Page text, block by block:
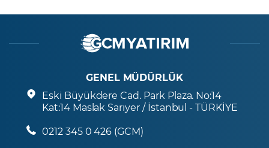
GENEL MÜDÜRLÜK
Eski Büyükdere Cad. Park Plaza. No:14
Kat:14 Maslak Sarıyer / İstanbul - TÜRKİYE
0212 345 0 426 (GCM)